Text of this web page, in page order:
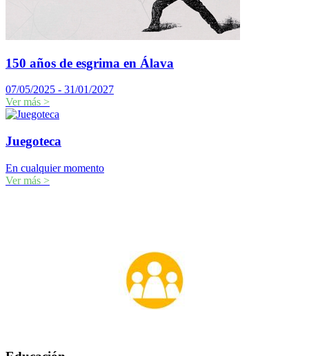
150 años de esgrima en Álava
07/05/2025 - 31/01/2027
Ver más >
Juegoteca
En cualquier momento
Ver más >